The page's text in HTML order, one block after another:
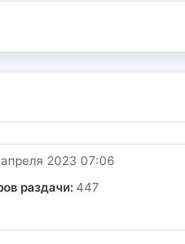
2023 07:06
раздачи: 447